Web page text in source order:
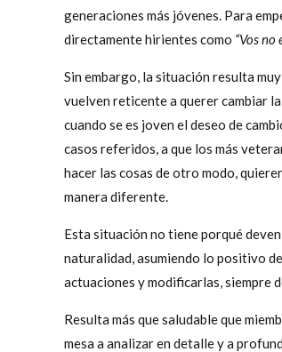
generaciones más jóvenes. Para
directamente hirientes como “Vos
Sin embargo, la situación resulta
vuelven reticente a querer cambiar
cuando se es joven el deseo de
casos referidos, a que los más
hacer las cosas de otro modo,
manera diferente.
Esta situación no tiene porqué
naturalidad, asumiendo lo positivo
actuaciones y modificarlas, siempre
Resulta más que saludable que
mesa a analizar en detalle y a